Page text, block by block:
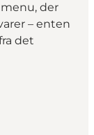
menu, der
– enten
det